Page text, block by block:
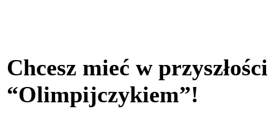
Chcesz mieć w
“Olimpijczykiem”!